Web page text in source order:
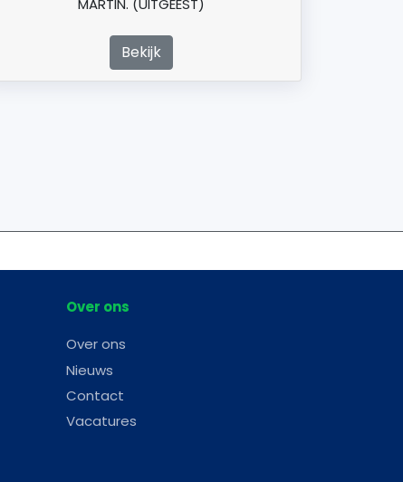
MARTIN. (UITGEEST)
Bekijk
Over ons
Over ons
Nieuws
Contact
Vacatures